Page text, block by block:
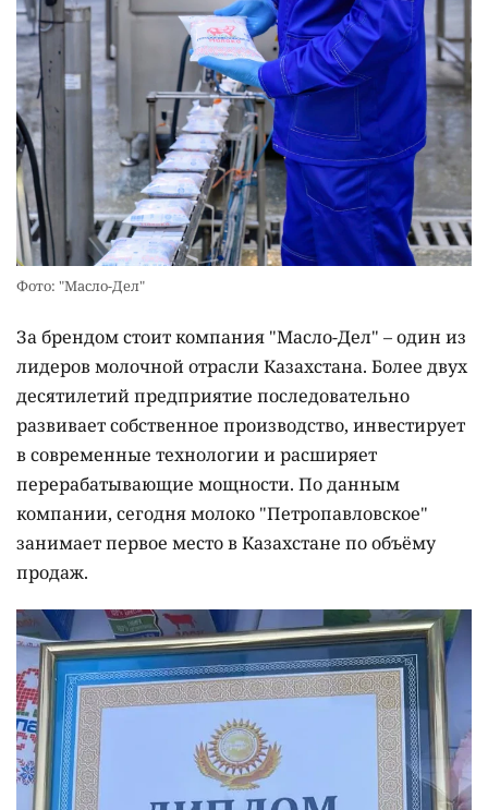
Фото: "Масло-Дел"
За брендом стоит компания "Масло-Дел" – один из
лидеров молочной отрасли Казахстана. Более двух
десятилетий предприятие последовательно
развивает собственное производство, инвестирует
в современные технологии и расширяет
перерабатывающие мощности. По данным
компании, сегодня молоко "Петропавловское"
занимает первое место в Казахстане по объёму
продаж.